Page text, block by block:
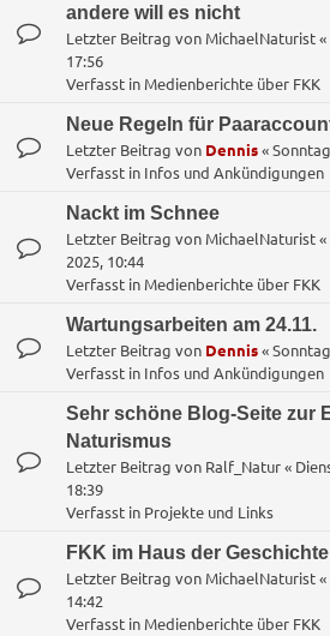
andere will es nicht
Letzter Beitrag von MichaelNaturist«
17:56
Verfasst in Medienberichte über FKK
Neue Regeln für
Letzter Beitrag von Dennis«
Verfasst in Infos und Ankündigungen
Nackt im Schnee
Letzter Beitrag von MichaelNaturist«
2025, 10:44
Verfasst in Medienberichte über FKK
Wartungsarbeiten am 24.11.
Letzter Beitrag von Dennis«
Verfasst in Infos und Ankündigungen
Sehr schöne Blog-Seite zur
Naturismus
Letzter Beitrag von Ralf_Natur«
18:39
Verfasst in Projekte und Links
FKK im Haus der Geschichte
Letzter Beitrag von MichaelNaturist«
14:42
Verfasst in Medienberichte über FKK